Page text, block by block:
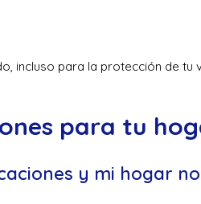
incluso para la protección de tu
para tu
y mi hogar